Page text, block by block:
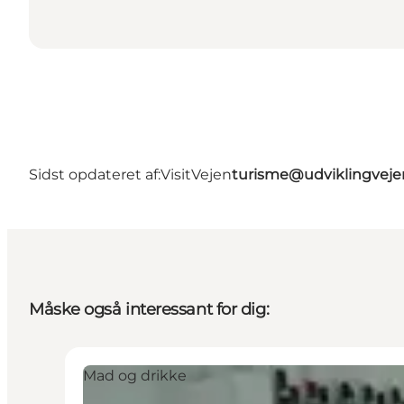
Sidst opdateret af:VisitVejen
Måske også interessant for dig:
Mad og drikke